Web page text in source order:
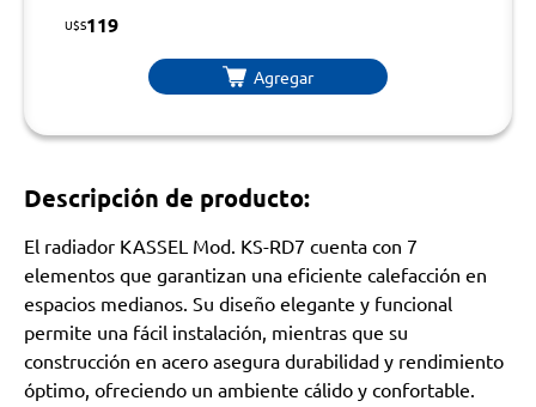
U$S119
Agregar
Descripción de producto:
El radiador KASSEL Mod. KS-RD7 cuenta con 7
elementos que garantizan una eficiente calefacción en
espacios medianos. Su diseño elegante y funcional
permite una fácil instalación, mientras que su
construcción en acero asegura durabilidad y rendimiento
óptimo, ofreciendo un ambiente cálido y confortable.